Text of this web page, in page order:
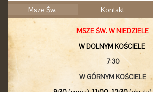
Msze Św. Kontakt
MSZE ŚW. W NIEDZIELE
W DOLNYM KOŚCIELE
7:30
W GÓRNYM KOŚCIELE